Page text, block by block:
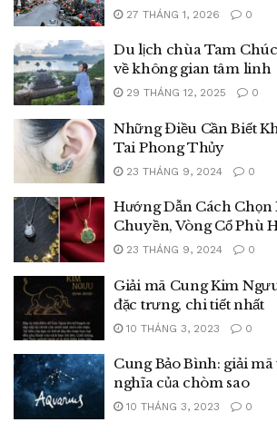
27 THÁNG 1, 2026 0
Du lịch chùa Tam
về không gian tâm linh
29 THÁNG 12, 2025 0
Những Điều Cần Biết
Tai Phong Thủy
23 THÁNG 9, 2024 0
Hướng Dẫn Cách Chọn
Chuyền, Vòng Cổ Phù
23 THÁNG 9, 2024 0
Giải mã Cung Kim
đặc trưng, chi tiết nhất
10 THÁNG 3, 2023 0
Cung Bảo Bình: giải
nghĩa của chòm sao
10 THÁNG 3, 2023 0